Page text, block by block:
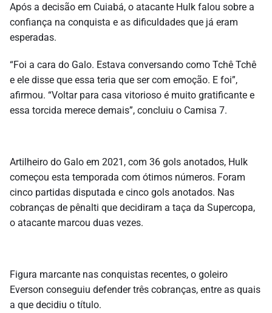
Após a decisão em Cuiabá, o atacante Hulk falou sobre a
confiança na conquista e as dificuldades que já eram
esperadas.
“Foi a cara do Galo. Estava conversando como Tchê Tchê
e ele disse que essa teria que ser com emoção. E foi”,
afirmou. “Voltar para casa vitorioso é muito gratificante e
essa torcida merece demais”, concluiu o Camisa 7.
Artilheiro do Galo em 2021, com 36 gols anotados, Hulk
começou esta temporada com ótimos números. Foram
cinco partidas disputada e cinco gols anotados. Nas
cobranças de pênalti que decidiram a taça da Supercopa,
o atacante marcou duas vezes.
Figura marcante nas conquistas recentes, o goleiro
Everson conseguiu defender três cobranças, entre as quais
a que decidiu o título.